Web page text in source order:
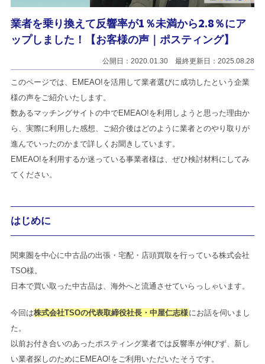
業者を乗り換えて反響率が1％未満から2.8％にア
ップしました！【お客様の声｜ポスティング】
公開日：2020.01.30 最終更新日：2025.08.28
このページでは、EMEAO!を活用して業者選びに成功したという企業
様の声をご紹介いたします。
数あるマッチングサイトの中でEMEAO!を利用しようと思った理由か
ら、実際に利用した感想、ご紹介後はどのように業者とのやり取りが
進んでいったのかまで詳しくお聞きしています。
EMEAO!を利用するか迷っている事業者様は、ぜひ検討材料にしてみ
てください。
はじめに
関東圏を中心に中古品の出張・宅配・店頭買取を行っている株式会社
TSO様。
日本で買い取った中古品は、海外へと流通させていらっしゃいます。
今回は株式会社TSOの代表取締役社長・中屋仁志様にお話を伺いまし
た。
以前お付き合いのあったポスティング業者では反響率が伸びず、新し
い業者探しのためにEMEAO!をご利用いただいたそうです。